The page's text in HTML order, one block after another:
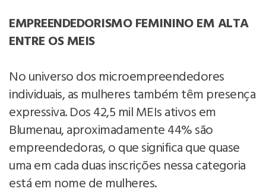
EMPREENDEDORISMO FEMININO EM ALTA
ENTRE OS MEIS
No universo dos microempreendedores
individuais, as mulheres também têm presença
expressiva. Dos 42,5 mil MEIs ativos em
Blumenau, aproximadamente 44% são
empreendedoras, o que significa que quase
uma em cada duas inscrições nessa categoria
está em nome de mulheres.